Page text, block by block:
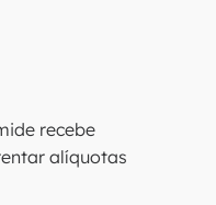
recebe
alíquotas